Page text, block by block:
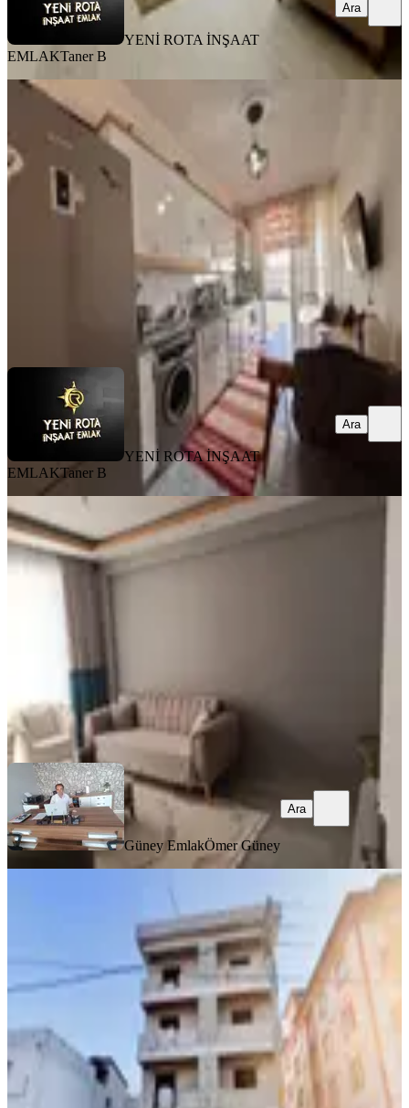
YENİ ROTA İNŞAAT
EMLAKTaner B
Ara
YENİ
Yeni Rota'dan Ballıca Mah. Ara Kat
Fırsat Satılık 3+1 Daire
Dulkadiroğlu, Ballıca Mahallesi
3+1
130 m² ·3. Kat 07.08.2026
YENİ ROTA İNŞAAT EMLAKTaner B
YENİ ROTA İNŞAAT
EMLAKTaner B
Ara
YENİ
Aslanbeyde Satılık 3+1 Daire
Dulkadiroğlu, Aslan Bey Mahallesi
Güney Emlak Ömer Güney
Ara
Güney EmlakÖmer Güney
Ara
Germenıcıa'dan Pıazza'ya Çok Yakın
Yeni Yapı Satılık 1+1 Daire
Dulkadiroğlu, Egemenlik Mahallesi
· 50 m² ·3. Kat·05.08.2026
2.250.000 ₺
Germenicia Gayrimenkul Celalettin Yarpuz